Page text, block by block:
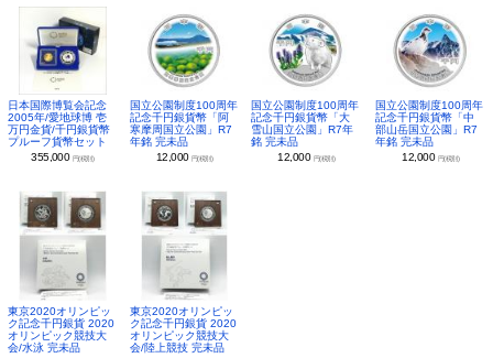
日本国際博覧会記念
2005年/愛地球博 壱
万円金貨/千円銀貨幣
プルーフ貨幣セット
355,000 円(税別)
国立公園制度100周年
記念千円銀貨幣「阿
寒摩周国立公園」R7
年銘 完未品
12,000 円(税別)
国立公園制度100周年
記念千円銀貨幣「大
雪山国立公園」R7年
銘 完未品
12,000 円(税別)
国立公園制度100周年
記念千円銀貨幣「中
部山岳国立公園」R7
年銘 完未品
12,000 円(税別)
東京2020オリンピッ
ク記念千円銀貨 2020
オリンピック競技大
会/水泳 完未品
東京2020オリンピッ
ク記念千円銀貨 2020
オリンピック競技大
会/陸上競技 完未品